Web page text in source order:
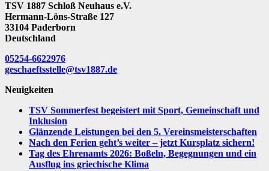
TSV 1887 Schloß Neuhaus e.V.
Hermann-Löns-Straße 127
33104 Paderborn
Deutschland
05254-6622976
geschaeftsstelle@tsv1887.de
Neuigkeiten
TSV Sommerfest begeistert mit Sport, Gemeinschaft und
Inklusion
Glänzende Leistungen bei den 5. Vereinsmeisterschaften
Nach den Ferien geht’s weiter – jetzt Kursplatz sichern!
Tag des Ehrenamts 2026: Boßeln, Begegnungen und ein
Ausflug ins griechische Klima